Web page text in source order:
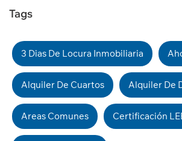
Tags
3 Dias De Locura Inmobiliaria
Alquiler De Cuartos Alquiler De
Areas Comunes Certificación